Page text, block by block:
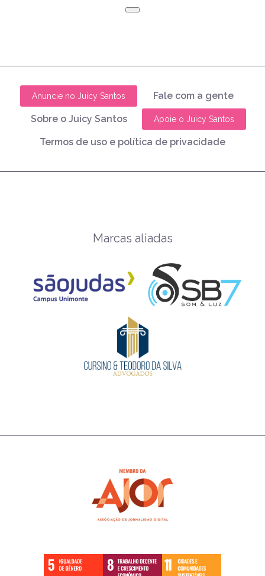
Anuncie no Juicy Santos Fale com a gente
Sobre o Juicy Santos Apoie o Juicy Santos
Termos de uso e política de privacidade
Marcas aliadas